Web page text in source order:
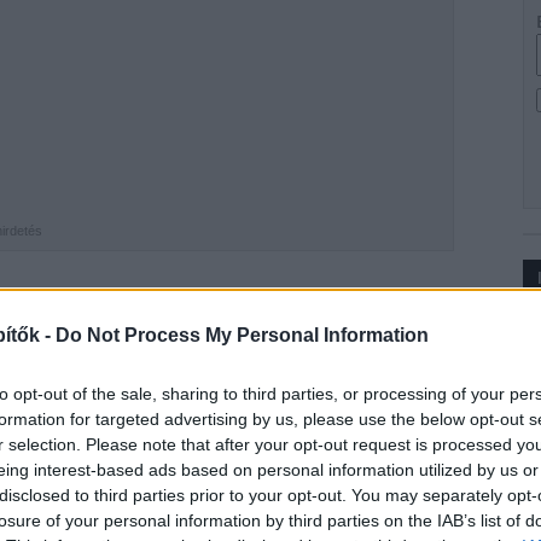
- Do Not Process My Personal Information
opt-out of the sale, sharing to third parties, or processing of your
for targeted advertising by us, please use the below opt-out
selection. Please note that after your opt-out request is processed
interest-based ads based on personal information utilized by us
to third parties prior to your opt-out. You may separately
of your personal information by third parties on the IAB’s list of
felújítása és a hozzátartozó
2023. augusztus 10-én adták át – olvasható a
váróval, azaz a 14-17. vágányokkal
áll, az egyik az aluljáró
felújítása, a másik pedig az